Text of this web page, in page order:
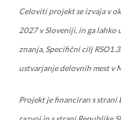
Celoviti projekt se izvaja v
2027 v Sloveniji, in ga lahko
znanja, Specifični cilj
ustvarjanje delovnih mest v
Projekt je financiran s strani
razvoj in s strani Republike